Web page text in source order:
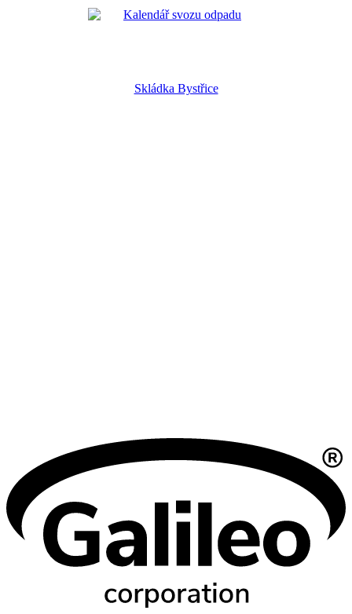
Skládka Bystřice